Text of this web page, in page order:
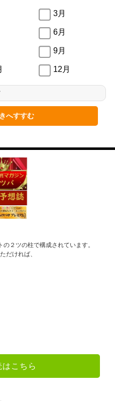
２ツの柱で構成されています。
だければ、
こちら
3月
6月
9月
12月
9月
9月
へすすむ